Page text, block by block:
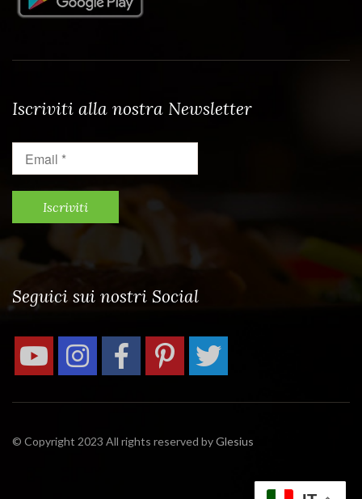
Iscriviti alla nostra Newsletter
Seguici sui nostri Social
© Copyright 2023 All rights reserved byGlesius